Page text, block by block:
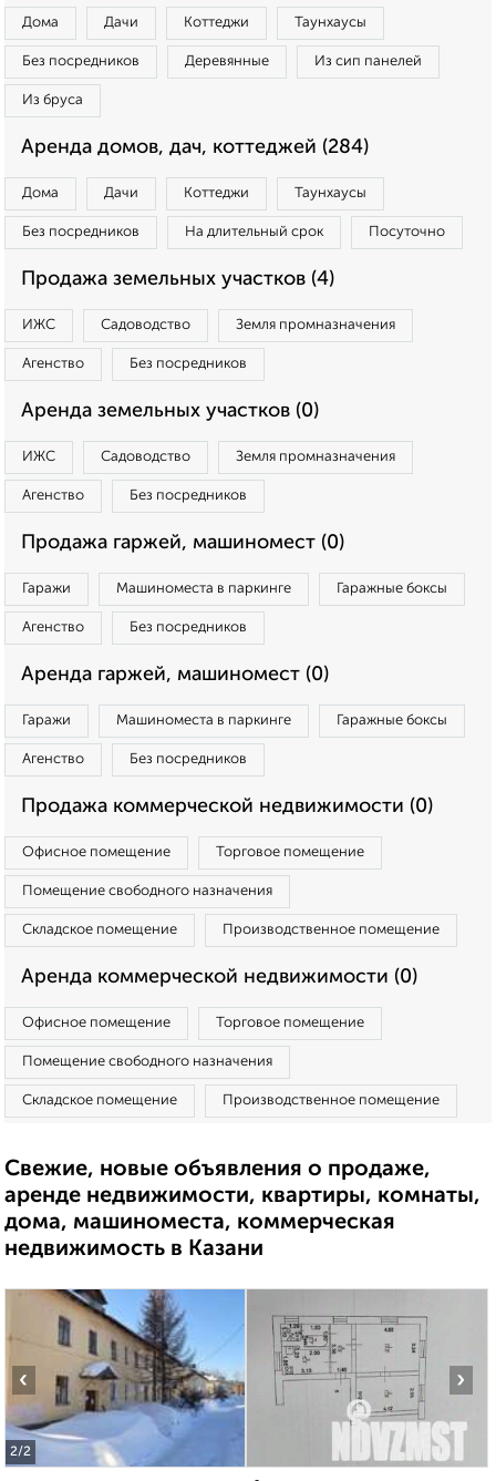
Дома Дачи Коттеджи Таунхаусы
Без посредников Деревянные Из сип панелей
Из бруса
Аренда домов, дач, коттеджей (284)
Дома Дачи Коттеджи Таунхаусы
Без посредников На длительный срок Посуточно
Продажа земельных участков (4)
ИЖС Садоводство Земля промназначения
Агенство Без посредников
Аренда земельных участков (0)
ИЖС Садоводство Земля промназначения
Агенство Без посредников
Продажа гаржей, машиномест (0)
Гаражи Машиноместа в паркинге Гаражные боксы
Агенство Без посредников
Аренда гаржей, машиномест (0)
Гаражи Машиноместа в паркинге Гаражные боксы
Агенство Без посредников
Продажа коммерческой недвижимости (0)
Офисное помещение Торговое помещение
Помещение свободного назначения
Складское помещение Производственное помещение
Аренда коммерческой недвижимости (0)
Офисное помещение Торговое помещение
Помещение свободного назначения
Складское помещение Производственное помещение
Свежие, новые объявления о продаже,
аренде недвижимости, квартиры, комнаты,
дома, машиноместа, коммерческая
недвижимость в Казани
2/2
‹ ›